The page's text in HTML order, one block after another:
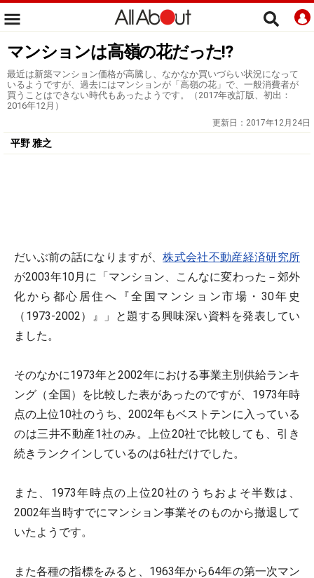
マンションは高嶺の花だった!?
最近は新築マンション価格が高騰し、なかなか買いづらい状況になって
いるようですが、過去にはマンションが「高嶺の花」で、一般消費者が
買うことはできない時代もあったようです。（2017年改訂版、初出：
2016年12月）
更新日： 2017年12月24日
平野 雅之
だいぶ前の話になりますが、株式会社不動産経済研究所
が2003年10月に「マンション、こんなに変わった－郊外
化から都心居住へ『全国マンション市場・30年史
（1973-2002）』」と題する興味深い資料を発表してい
ました。
そのなかに1973年と2002年における事業主別供給ランキ
ング（全国）を比較した表があったのですが、1973年時
点の上位10社のうち、2002年もベストテンに入っている
のは三井不動産1社のみ。上位20社で比較しても、引き
続きランクインしているのは6社だけでした。
また、1973年時点の上位20社のうちおよそ半数は、
2002年当時すでにマンション事業そのものから撤退して
いたようです。
また各種の指標をみると、1963年から64年の第一次マン